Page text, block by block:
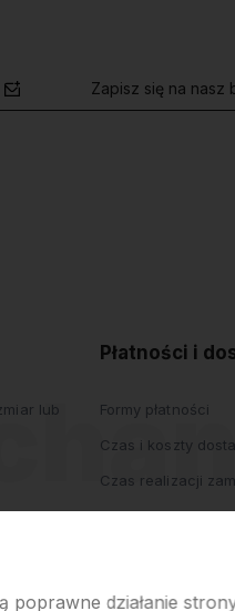
Zapisz się na nasz
lub
Płatności i
Formy płatności
Czas i koszty
Czas realizacji
poprawne działanie